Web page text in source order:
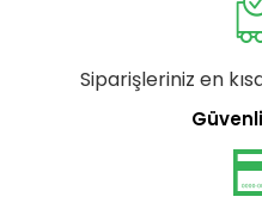
Siparişleriniz en